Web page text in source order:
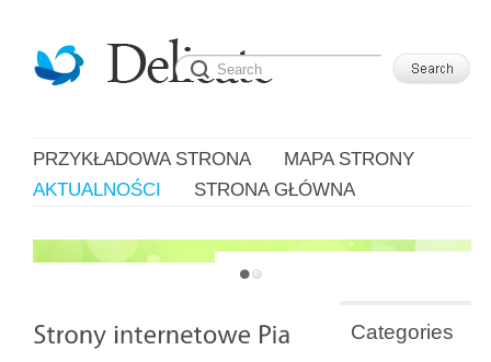
PRZYKŁADOWA STRONA
MAPA STRONY
AKTUALNOŚCI
STRONA GŁÓWNA
JUST ANOTHER WORDPRESS SITE
Categories